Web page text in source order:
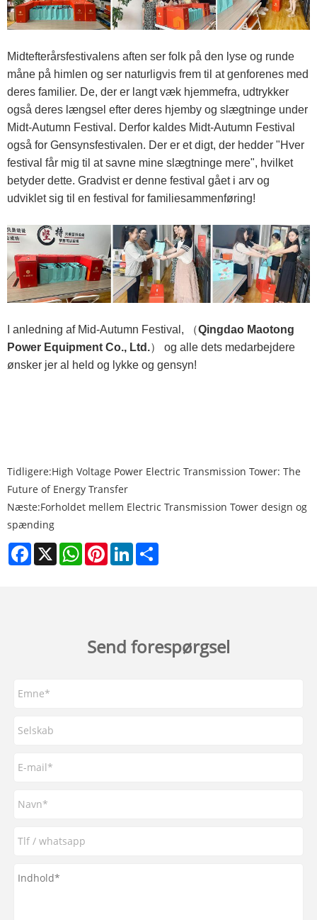
Midtefterårsfestivalens aften ser folk på den lyse og runde
måne på himlen og ser naturligvis frem til at genforenes med
deres familier. De, der er langt væk hjemmefra, udtrykker
også deres længsel efter deres hjemby og slægtninge under
Midt-Autumn Festival. Derfor kaldes Midt-Autumn Festival
også for Gensynsfestivalen. Der er et digt, der hedder "Hver
festival får mig til at savne mine slægtninge mere", hvilket
betyder dette. Gradvist er denne festival gået i arv og
udviklet sig til en festival for familiesammenføring!
I anledning af Mid-Autumn Festival, （Qingdao Maotong
Power Equipment Co., Ltd.） og alle dets medarbejdere
ønsker jer al held og lykke og gensyn!
Tidligere:High Voltage Power Electric Transmission Tower: The
Future of Energy Transfer
Næste:Forholdet mellem Electric Transmission Tower design og
spænding
Facebook
X WhatsAppPinterestLinkedIn
Send forespørgsel